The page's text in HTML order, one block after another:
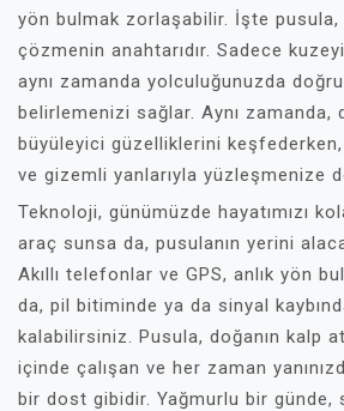
yön bulmak zorlaşabilir. İşte pusula,
çözmenin anahtarıdır. Sadece
aynı zamanda yolculuğunuzda
belirlemenizi sağlar. Aynı zamanda,
büyüleyici güzelliklerini keşfederken,
ve gizemli yanlarıyla yüzleşmenize
Teknoloji, günümüzde hayatımızı
araç sunsa da, pusulanın yerini
Akıllı telefonlar ve GPS, anlık yön
da, pil bitiminde ya da sinyal
kalabilirsiniz. Pusula, doğanın kalp
içinde çalışan ve her zaman
bir dost gibidir. Yağmurlu bir günde,